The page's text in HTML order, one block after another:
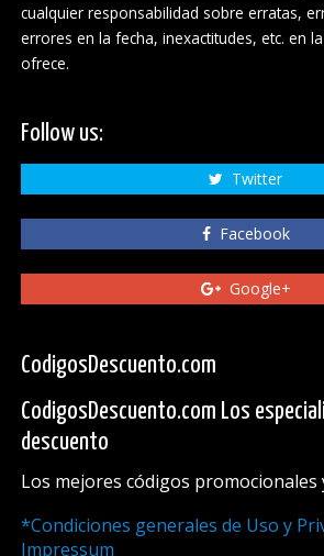
cualquier responsabilidad sobre erratas,
errores en la fecha, inexactitudes, etc. en
ofrece.
Follow us:
Twitter
Facebook
Google+
CodigosDescuento.com
CodigosDescuento.com Los
descuento
Los mejores códigos promocionales
*Condiciones generales de Uso y
Impressum